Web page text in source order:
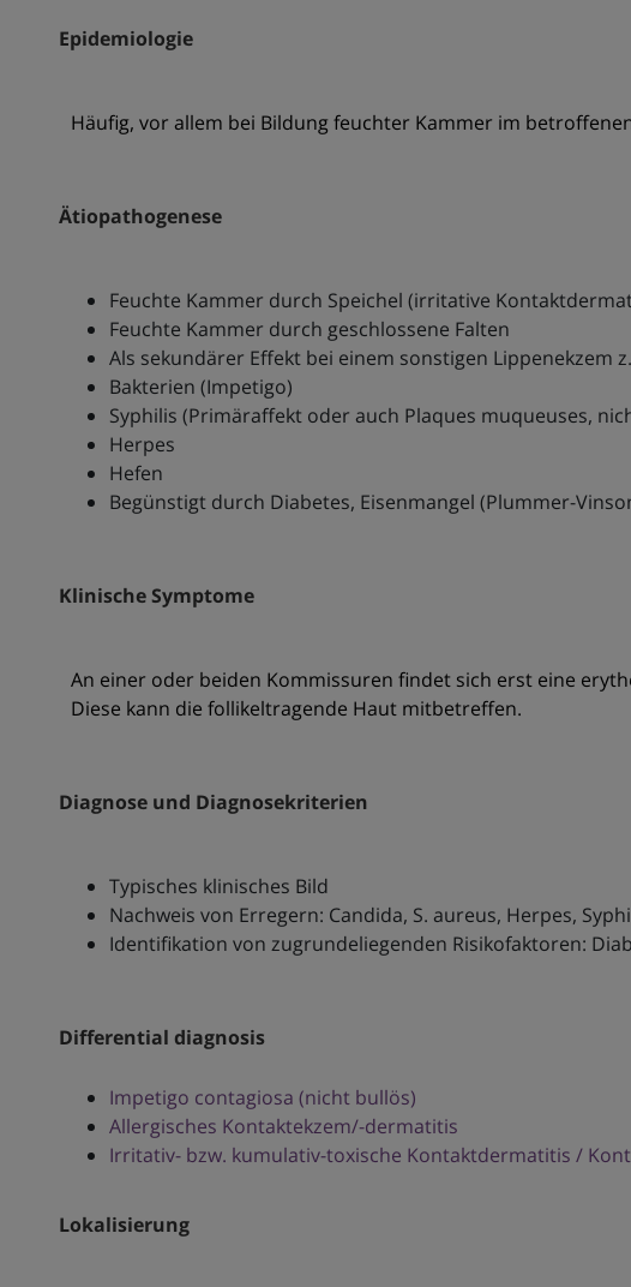
Epidemiologie
Häufig, vor allem bei Bildung feuchter Kammer im
Ätiopathogenese
Feuchte Kammer durch Speichel (irritative
Feuchte Kammer durch geschlossene Falten
Als sekundärer Effekt bei einem sonstigen Lippenekzem
Bakterien (Impetigo)
Syphilis (Primäraffekt oder auch Plaques muqueuses,
Herpes
Hefen
Begünstigt durch Diabetes, Eisenmangel (Plummer-
Klinische Symptome
An einer oder beiden Kommissuren findet sich erst eine
Diese kann die follikeltragende Haut mitbetreffen.
Diagnose und Diagnosekriterien
Typisches klinisches Bild
Nachweis von Erregern: Candida, S. aureus, Herpes,
Identifikation von zugrundeliegenden Risikofaktoren:
Differential diagnosis
Impetigo contagiosa (nicht bullös)
Allergisches Kontaktekzem/-dermatitis
Irritativ- bzw. kumulativ-toxische Kontaktdermatitis /
Lokalisierung